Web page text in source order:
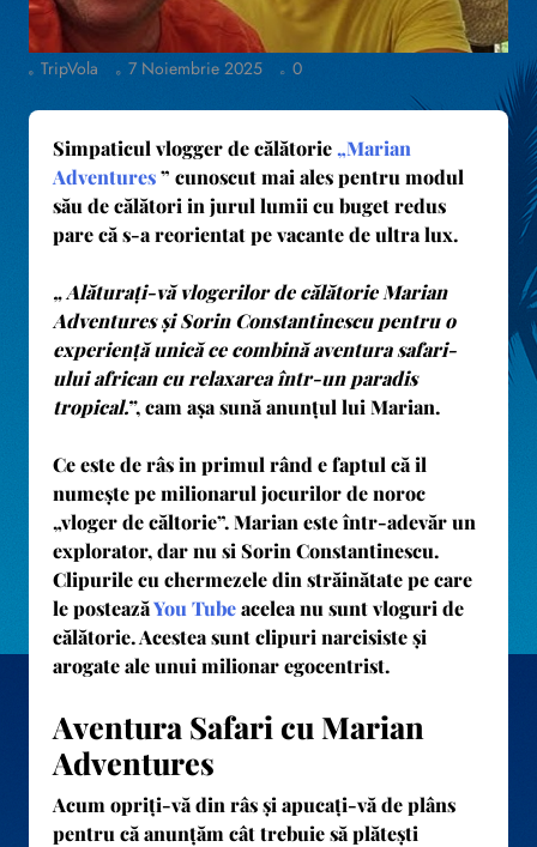
TripVola 7 Noiembrie 2025 0
Simpaticul vlogger de călătorie„Marian
Adventures” cunoscut mai ales pentru modul
său de călători in jurul lumii cu buget redus
pare că s-a reorientat pe vacante de ultra lux.
„ Alăturați-vă vlogerilor de călătorie Marian
Adventures și Sorin Constantinescu pentru o
experiență unică ce combină aventura safari-
ului african cu relaxarea într-un paradis
tropical.”, cam așa sună anunțul lui Marian.
Ce este de râs in primul rând e faptul că il
numește pe milionarul jocurilor de noroc
„vloger de căltorie”. Marian este într-adevăr un
explorator, dar nu si Sorin Constantinescu.
Clipurile cu chermezele din străinătate pe care
le posteazăYou Tubeacelea nu sunt vloguri de
călătorie. Acestea sunt clipuri narcisiste și
arogate ale unui milionar egocentrist.
Aventura Safari cu Marian
Adventures
Acum opriți-vă din râs și apucați-vă de plâns
pentru că anunțăm cât trebuie să plătești